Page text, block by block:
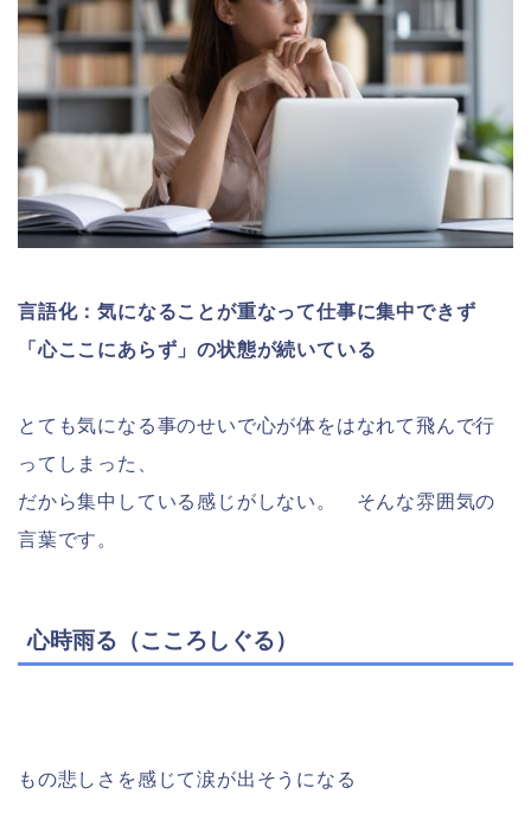
言語化：気になることが重なって仕事に集中できず
「心ここにあらず」の状態が続いている
とても気になる事のせいで心が体をはなれて飛んで行
ってしまった、
だから集中している感じがしない。 そんな雰囲気の
言葉です。
心時雨る（こころしぐる）
もの悲しさを感じて涙が出そうになる